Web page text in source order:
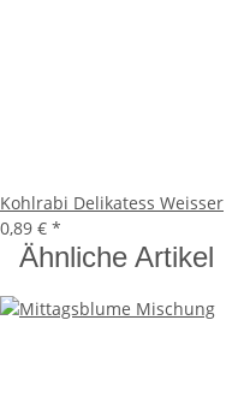
Kohlrabi Delikatess Weisser
0,89 € *
Ähnliche Artikel